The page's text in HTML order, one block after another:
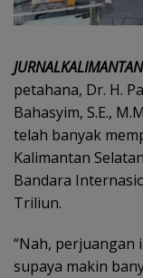
petahana, Dr. H.
Bahasyim, S.E.,
telah banyak
Kalimantan
Bandara
Triliun.
“Nah, perjuangan
supaya makin